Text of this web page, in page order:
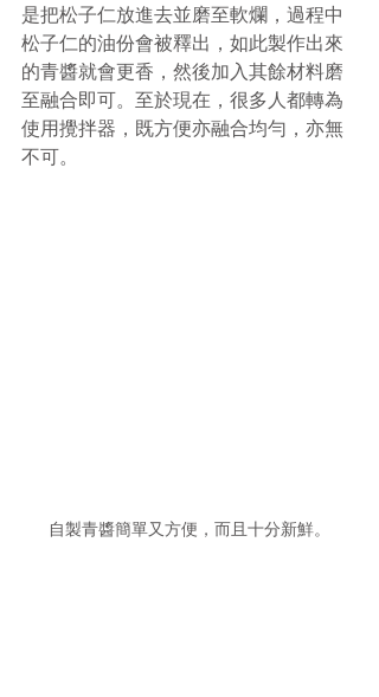
是把松子仁放進去並磨至軟爛，過程中
松子仁的油份會被釋出，如此製作出來
的青醬就會更香，然後加入其餘材料磨
至融合即可。至於現在，很多人都轉為
使用攪拌器，既方便亦融合均勻，亦無
不可。
自製青醬簡單又方便，而且十分新鮮。